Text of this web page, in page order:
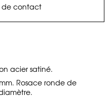
de contact
acier satiné.
Rosace ronde de